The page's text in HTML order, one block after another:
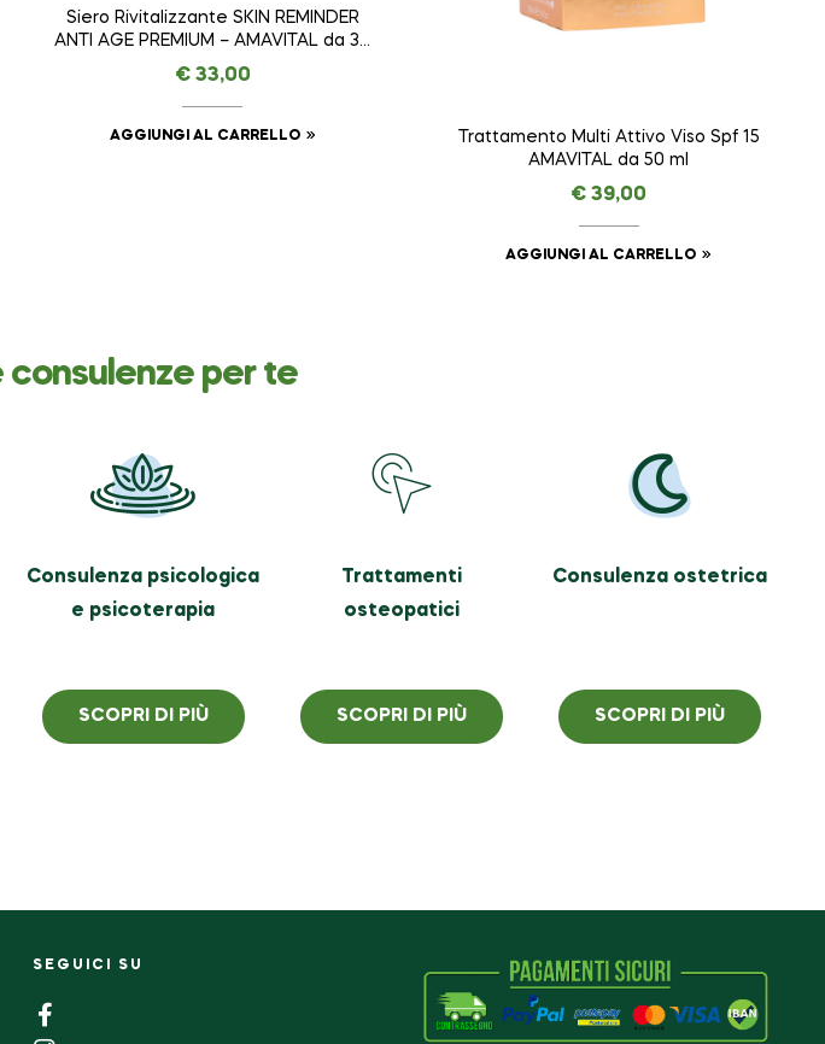
Siero Rivitalizzante SKIN REMINDER
ANTI AGE PREMIUM – AMAVITAL da 30
ml
€33,00
AGGIUNGI AL CARRELLO
Trattamento Multi Attivo Viso Spf 15
AMAVITAL da 50 ml
€ 39,00
AGGIUNGI AL CARRELLO
consulenze per te
Consulenza psicologica
e psicoterapia
SCOPRI DI PIÙ
Trattamenti
osteopatici
SCOPRI DI PIÙ
Consulenza ostetrica
SCOPRI DI PIÙ
SEGUICI SU